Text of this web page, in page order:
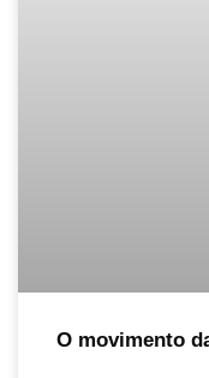
O movimento